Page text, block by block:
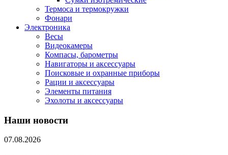
Термоса и термокружки
Фонари
Электроника
Весы
Видеокамеры
Компасы, барометры
Навигаторы и аксессуары
Поисковые и охранные приборы
Рации и аксессуары
Элементы питания
Эхолоты и аксессуары
Наши новости
07.08.2026